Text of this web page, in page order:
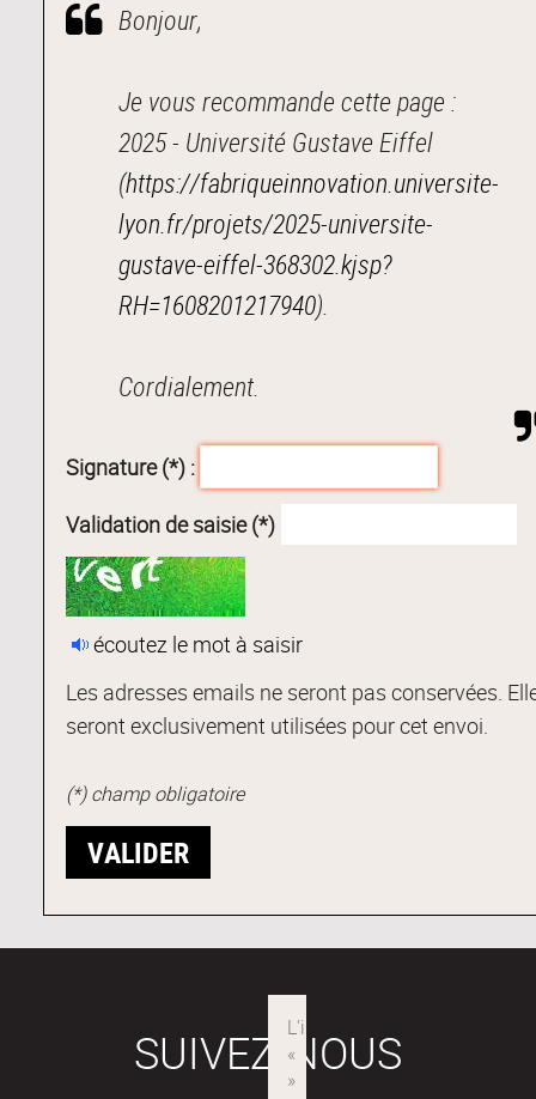
Bonjour,
Je vous recommande cette page :
2025 - Université Gustave Eiffel
(https://fabriqueinnovation.universite-
lyon.fr/projets/2025-universite-
gustave-eiffel-368302.kjsp?
RH=1608201217940).
Cordialement.
Signature (*) :
Validation de saisie (*)
écoutez le mot à saisir
Les adresses emails ne seront pas conservées.
seront exclusivement utilisées pour cet envoi.
(*) champ obligatoire
SUIVEZ-NOUS